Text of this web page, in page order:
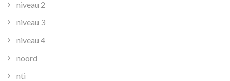
niveau 2
niveau 3
niveau 4
noord
nti